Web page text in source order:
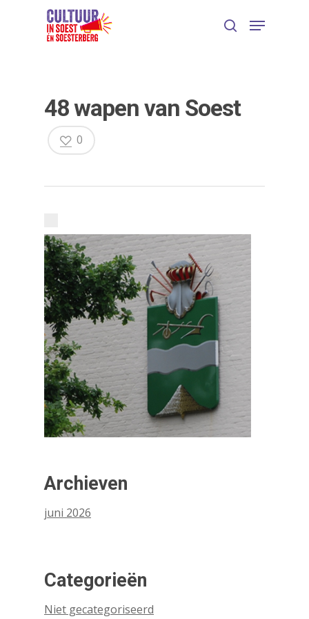
Druk op Enter om te starten met zoeken
of ESC om te sluiten
48 wapen van Soest
0
Archieven
juni 2026
Categorieën
Niet gecategoriseerd